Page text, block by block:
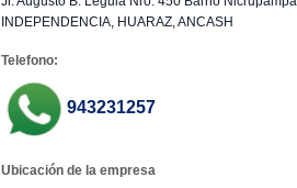
INDEPENDENCIA, HUARAZ, ANCASH
Telefono:
943231257
Ubicación de la empresa